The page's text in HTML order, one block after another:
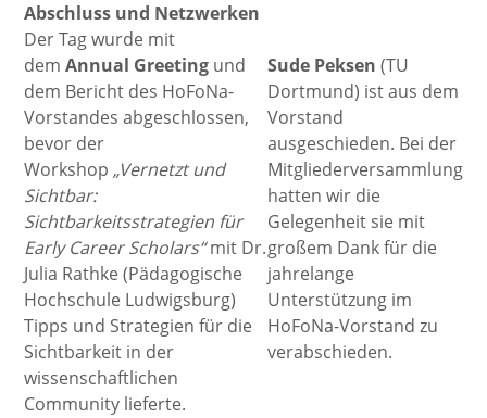
Abschluss und Netzwerken
Der Tag wurde mit
demAnnual Greeting und
dem Bericht des HoFoNa-
Vorstandes abgeschlossen,
bevor der
Workshop„Vernetzt und
Sichtbar:
Sichtbarkeitsstrategien für
Early Career Scholars“mit Dr.
Julia Rathke (Pädagogische
Hochschule Ludwigsburg)
Tipps und Strategien für die
Sichtbarkeit in der
wissenschaftlichen
Community lieferte.
Sude Peksen (TU
Dortmund) ist aus dem
Vorstand
ausgeschieden. Bei der
Mitgliederversammlung
hatten wir die
Gelegenheit sie mit
großem Dank für die
jahrelange
Unterstützung im
HoFoNa-Vorstand zu
verabschieden.